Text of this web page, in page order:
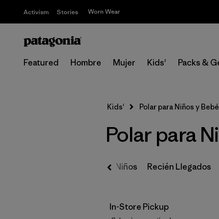
Activism Stories Worn Wear
Featured Hombre Mujer Kids' Packs &
Kids' Polar para Niños y
Polar para
Todo Niños Recién Llegados
In-Store Pickup